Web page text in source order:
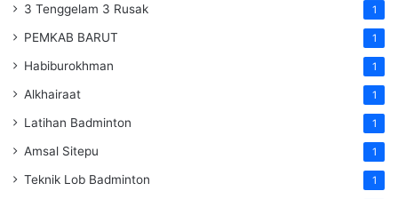
3 Tenggelam 3 Rusak 1
PEMKAB BARUT 1
Habiburokhman 1
Alkhairaat 1
Latihan Badminton 1
Amsal Sitepu 1
Teknik Lob Badminton 1